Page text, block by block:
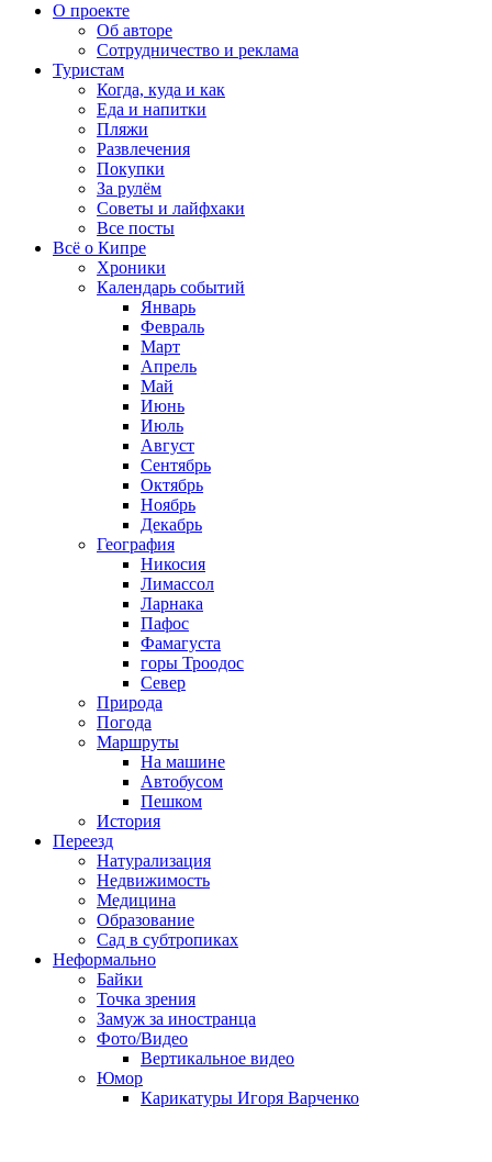
О проекте
Об авторе
Сотрудничество и реклама
Туристам
Когда, куда и как
Еда и напитки
Пляжи
Развлечения
Покупки
За рулём
Советы и лайфхаки
Все посты
Всё о Кипре
Хроники
Календарь событий
Январь
Февраль
Март
Апрель
Май
Июнь
Июль
Август
Сентябрь
Октябрь
Ноябрь
Декабрь
География
Никосия
Лимассол
Ларнака
Пафос
Фамагуста
горы Троодос
Север
Природа
Погода
Маршруты
На машине
Автобусом
Пешком
История
Переезд
Натурализация
Недвижимость
Медицина
Образование
Сад в субтропиках
Неформально
Байки
Точка зрения
Замуж за иностранца
Фото/Видео
Вертикальное видео
Юмор
Карикатуры Игоря Варченко